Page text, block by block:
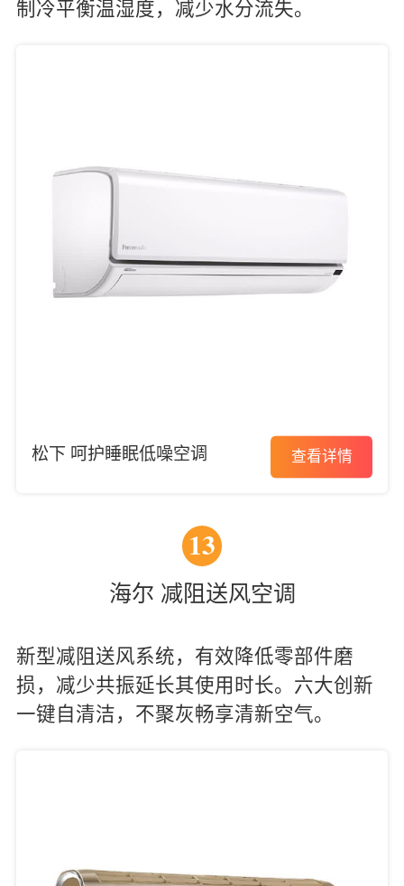
制冷平衡温湿度，减少水分流失。
松下 呵护睡眠低噪空调 查看详情
13
海尔 减阻送风空调
新型减阻送风系统，有效降低零部件磨
损，减少共振延长其使用时长。六大创新
一键自清洁，不聚灰畅享清新空气。